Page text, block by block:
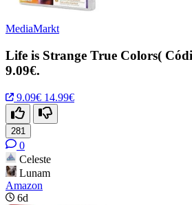
MediaMarkt
Life is Strange True Colors(
9.09€.
9.09€ 14.99€
281
0
Celeste
Lunam
Amazon
6d